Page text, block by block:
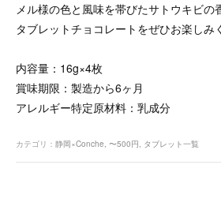
メル様の色と風味を帯びたサトウキビの
タブレットチョコレートをぜひお楽しみ
内容量：16g×4枚
賞味期限：製造から6ヶ月
アレルギー特定原材料：乳成分
カテゴリ ： 静岡×Conche 〜500円 タブレット一覧